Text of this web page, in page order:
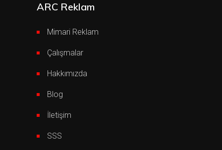
ARC Reklam
Mimari Reklam
Çalışmalar
Hakkımızda
Blog
İletişim
SSS